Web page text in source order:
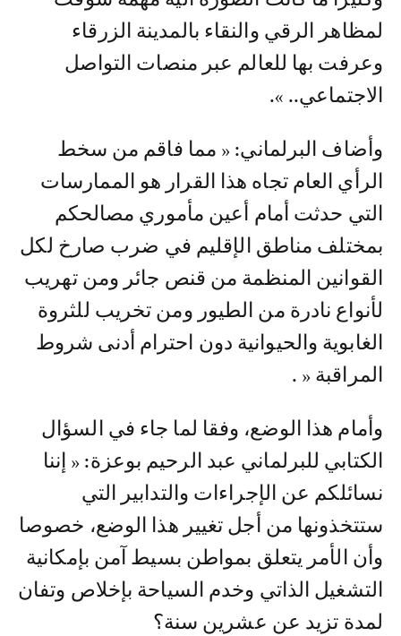
لمظاهر الرقي والنقاء بالمدينة الزرقاء
وعرفت بها للعالم عبر منصات التواصل
الاجتماعي.. ».
وأضاف البرلماني: « مما فاقم من سخط
الرأي العام تجاه هذا القرار هو الممارسات
التي حدثت أمام أعين مأموري مصالحكم
بمختلف مناطق الإقليم في ضرب صارخ لكل
القوانين المنظمة من قنص جائر ومن تهريب
لأنواع نادرة من الطيور ومن تخريب للثروة
الغابوية والحيوانية دون احترام أدنى شروط
المراقبة « .
وأمام هذا الوضع، وفقا لما جاء في السؤال
الكتابي للبرلماني عبد الرحيم بوعزة: « إننا
نسائلكم عن الإجراءات والتدابير التي
ستتخذونها من أجل تغيير هذا الوضع، خصوصا
وأن الأمر يتعلق بمواطن بسيط آمن بإمكانية
التشغيل الذاتي وخدم السياحة بإخلاص وتفان
لمدة تزيد عن عشرين سنة؟